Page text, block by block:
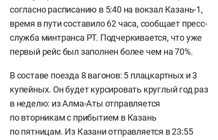
согласно расписанию в 5:40 на вокзал Казань-1,
время в пути составило 62 часа, сообщает пресс-
служба минтранса РТ. Подчеркивается, что уже
первый рейс был заполнен более чем на 70%.
В составе поезда 8 вагонов: 5 плацкартных и 3
купейных. Он будет курсировать круглый год раз
в неделю: из Алма-Аты отправляется
по вторникам с прибытием в Казань
по пятницам. Из Казани отправляется в 23:55